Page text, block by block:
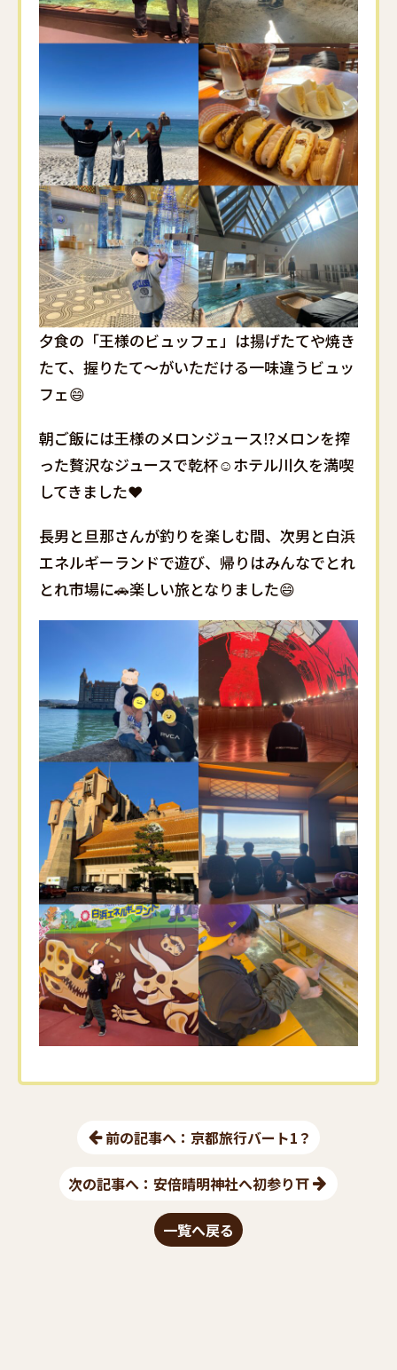
夕食の「王様のビュッフェ」は揚げたてや焼き
たて、握りたて〜がいただける一味違うビュッ
フェ😄
朝ご飯には王様のメロンジュース⁉️メロンを搾
った贅沢なジュースで乾杯☺️ホテル川久を満喫
してきました❤️
長男と旦那さんが釣りを楽しむ間、次男と白浜
エネルギーランドで遊び、帰りはみんなでとれ
とれ市場に🚗楽しい旅となりました😄
前の記事へ：京都旅行バート1？
一覧へ戻る
次の記事へ：安倍晴明神社へ初参り⛩